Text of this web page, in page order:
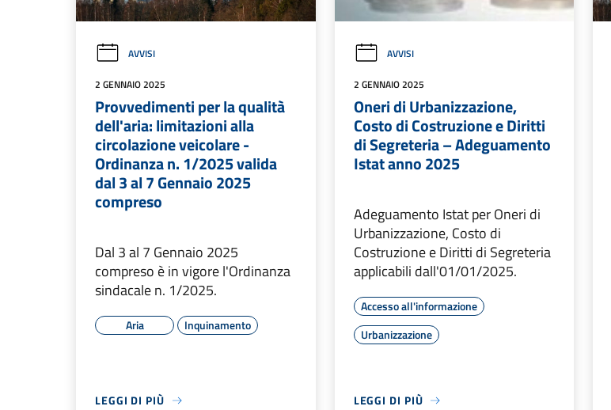
AVVISI
2 GENNAIO 2025
Provvedimenti per la qualità
dell'aria: limitazioni alla
circolazione veicolare -
Ordinanza n. 1/2025 valida
dal 3 al 7 Gennaio 2025
compreso
Dal 3 al 7 Gennaio 2025
compreso è in vigore l'Ordinanza
sindacale n. 1/2025.
Aria Inquinamento
LEGGI DI PIÙ
AVVISI
2 GENNAIO 2025
Oneri di Urbanizzazione,
Costo di Costruzione e Diritti
di Segreteria – Adeguamento
Istat anno 2025
Adeguamento Istat per Oneri di
Urbanizzazione, Costo di
Costruzione e Diritti di Segreteria
applicabili dall'01/01/2025.
Accesso all'informazione
Urbanizzazione
LEGGI DI PIÙ